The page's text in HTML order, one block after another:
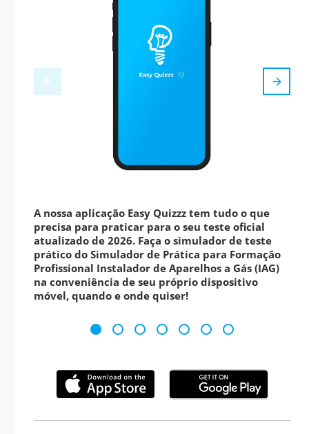
A nossa aplicação Easy Quizzz tem tudo o que
precisa para praticar para o seu teste oficial
atualizado de 2026. Faça o simulador de teste
prático do Simulador de Prática para Formação
Profissional Instalador de Aparelhos a Gás (IAG)
na conveniência de seu próprio dispositivo
móvel, quando e onde quiser!